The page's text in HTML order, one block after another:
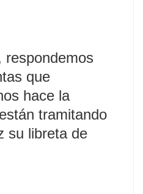
respondemos
que
hace la
tramitando
su libreta de